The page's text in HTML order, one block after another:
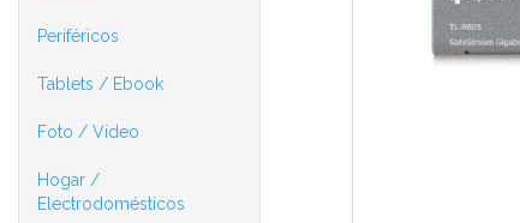
Periféricos
Tablets / Ebook
Foto / Video
Hogar /
Electrodomésticos